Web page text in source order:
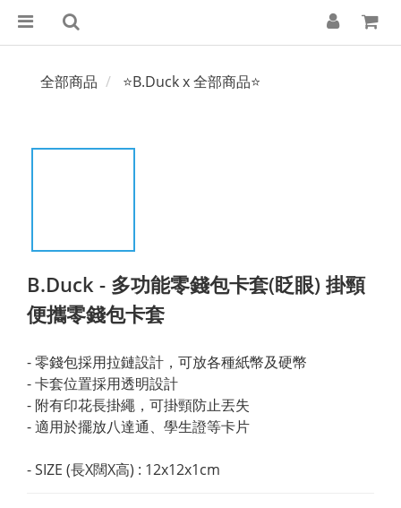
全部商品 ⭐B.Duck x 全部商品⭐
B.Duck - 多功能零錢包卡套(眨眼) 掛頸
便攜零錢包卡套
- 零錢包採用拉鏈設計，可放各種紙幣及硬幣
- 卡套位置採用透明設計
- 附有印花長掛繩，可掛頸防止丟失
- 適用於擺放八達通、學生證等卡片
- SIZE (長X闊X高) : 12x12x1cm